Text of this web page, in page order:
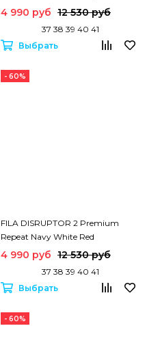
4 990 руб 12 530 руб
37 38 39 40 41
Выбрать
- 60%
FILA DISRUPTOR 2 Premium
Repeat Navy White Red
4 990 руб 12 530 руб
37 38 39 40 41
Выбрать
- 60%